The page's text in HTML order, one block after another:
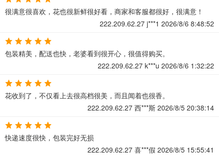
很满意很喜欢，花也很新鲜很好看，商家和客服都很好，很满意！
222.209.62.27 j***1 2026/8/6 8:48:52
包装精美，配送也快，老婆看到很开心，很值得购买。
222.209.62.27 k***u 2026/8/6 1:32:22
花收到了，不仅看上去很高档很美，而且闻着也很香。
222.209.62.27 西***斯 2026/8/5 20:38:14
快递速度很快，包装完好无损
222.209.62.27 喜***假 2026/8/5 15:55:41